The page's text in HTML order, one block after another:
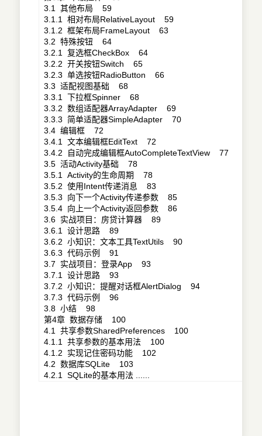
3.1 其他布局 59
3.1.1 相对布局RelativeLayout 59
3.1.2 框架布局FrameLayout 63
3.2 特殊按钮 64
3.2.1 复选框CheckBox 64
3.2.2 开关按钮Switch 65
3.2.3 单选按钮RadioButton 66
3.3 适配视图基础 68
3.3.1 下拉框Spinner 68
3.3.2 数组适配器ArrayAdapter 69
3.3.3 简单适配器SimpleAdapter 70
3.4 编辑框 72
3.4.1 文本编辑框EditText 72
3.4.2 自动完成编辑框AutoCompleteTextView 77
3.5 活动Activity基础 78
3.5.1 Activity的生命周期 78
3.5.2 使用Intent传递消息 83
3.5.3 向下一个Activity传递参数 85
3.5.4 向上一个Activity返回参数 86
3.6 实战项目：房贷计算器 89
3.6.1 设计思路 89
3.6.2 小知识：文本工具TextUtils 90
3.6.3 代码示例 91
3.7 实战项目：登录App 93
3.7.1 设计思路 93
3.7.2 小知识：提醒对话框AlertDialog 94
3.7.3 代码示例 96
3.8 小结 98
第4章 数据存储 100
4.1 共享参数SharedPreferences 100
4.1.1 共享参数的基本用法 100
4.1.2 实现记住密码功能 102
4.2 数据库SQLite 103
4.2.1 SQLite的基本用法 ......